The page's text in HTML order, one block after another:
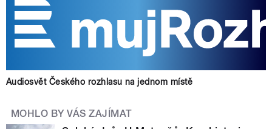
Audiosvět Českého rozhlasu na jednom místě
MOHLO BY VÁS ZAJÍMAT